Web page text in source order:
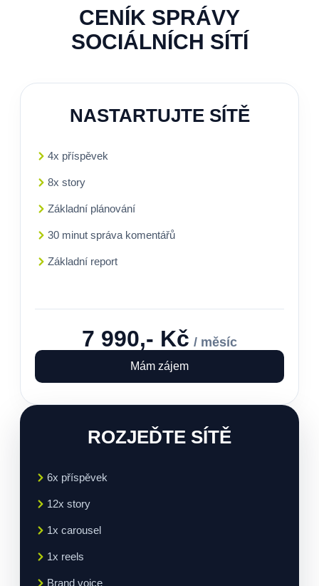
CENÍK SPRÁVY
SOCIÁLNÍCH SÍTÍ
NASTARTUJTE SÍTĚ
4x příspěvek
8x story
Základní plánování
30 minut správa komentářů
Základní report
7 990,- Kč / měsíc
Mám zájem
ROZJEĎTE SÍTĚ
6x příspěvek
12x story
1x carousel
1x reels
Brand voice